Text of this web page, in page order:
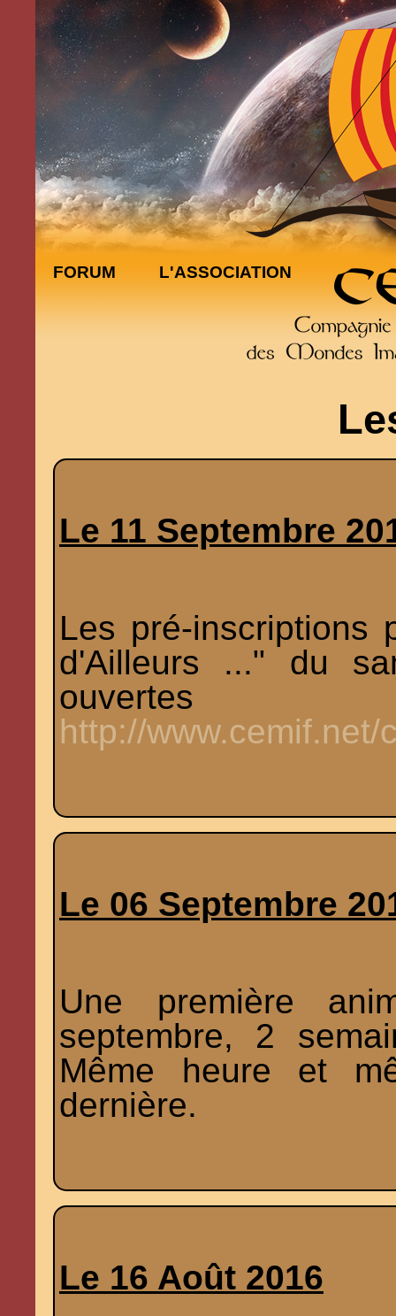
FORUM L'ASSOCIATION
Le 11 Septembre
Les pré-inscriptions
d'Ailleurs ..." du
http://
Le 06 Septembre
Une première
septembre, 2
Même heure et
dernière.
Le 16 Août 2016